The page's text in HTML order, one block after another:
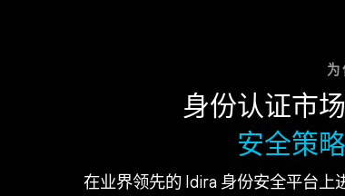
身份认证市
安全策
在业界领先的 Idira 身份安全平台